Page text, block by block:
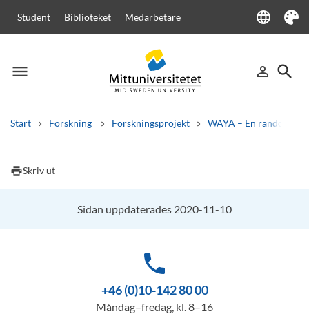
Student Biblioteket Medarbetare language
Language
Tema
menu
Meny person_outline
Logga in
search
Sök
Start Forskning Forskningsprojekt WAYA – En
Andra söktjänster
printSkriv ut
Sidan uppdaterades 2020-11-10
phone
+46 (0)10-142 80 00
Måndag–fredag, kl. 8–16